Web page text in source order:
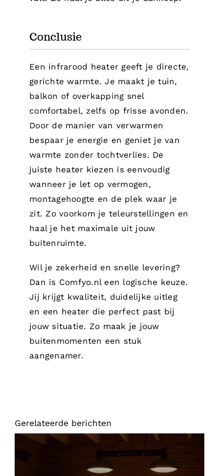
Conclusie
Een infrarood heater geeft je directe,
gerichte warmte. Je maakt je tuin,
balkon of overkapping snel
comfortabel, zelfs op frisse avonden.
Door de manier van verwarmen
bespaar je energie en geniet je van
warmte zonder tochtverlies. De
juiste heater kiezen is eenvoudig
wanneer je let op vermogen,
montagehoogte en de plek waar je
zit. Zo voorkom je teleurstellingen en
haal je het maximale uit jouw
buitenruimte.
Wil je zekerheid en snelle levering?
Dan is Comfyo.nl een logische keuze.
Jij krijgt kwaliteit, duidelijke uitleg
en een heater die perfect past bij
jouw situatie. Zo maak je jouw
buitenmomenten een stuk
aangenamer.
Gerelateerde berichten